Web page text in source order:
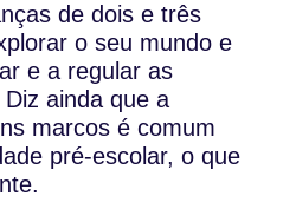
de dois e três
o seu mundo e
e a regular as
ainda que a
marcos é comum
pré-escolar, o que